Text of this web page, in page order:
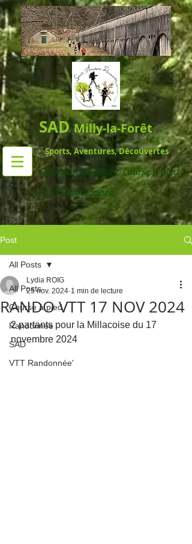
SADMilly-la-Forêt
Sports, Aventures, Découvertes
Club de randonnée,course à pied
et VTT Randonnée
Post
All Posts
Course à pied
Randonnée
SAD
VTT Randonnée'
All Posts
RANDO VTT 17 NOV 2024
Lydia ROIG
25 nov. 2024 1 min de lecture
2 partants pour la Millacoise du 17
novembre 2024